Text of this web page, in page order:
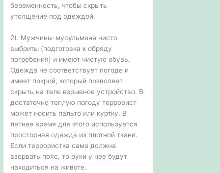
беременность, чтобы скрыть
утолщение под одеждой.
2). Мужчины-мусульмане чисто
выбриты (подготовка к обряду
погребения) и имеют чистую обувь.
Одежда не соответствует погоде и
имеет покрой, который позволяет
скрыть на теле взрывное устройство. В
достаточно теплую погоду террорист
может носить пальто или куртку. В
летнее время для этого используется
просторная одежда из плотной ткани.
Если террористка сама должна
взорвать пояс, то руки у нее будут
находиться на животе.